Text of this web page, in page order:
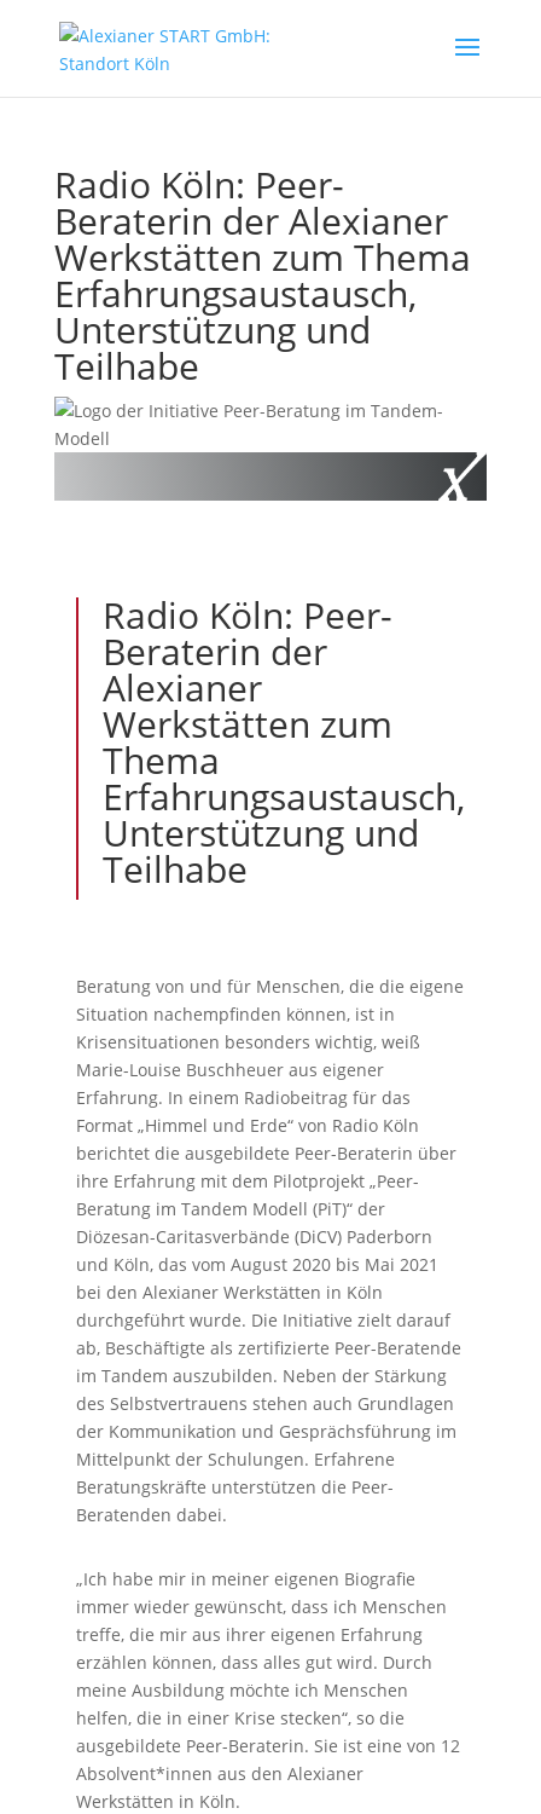
Radio Köln: Peer-
Beraterin der Alexianer
Werkstätten zum Thema
Erfahrungsaustausch,
Unterstützung und
Teilhabe
Radio Köln: Peer-
Beraterin der
Alexianer
Werkstätten zum
Thema
Erfahrungsaustausch,
Unterstützung und
Teilhabe
Beratung von und für Menschen, die die eigene
Situation nachempfinden können, ist in
Krisensituationen besonders wichtig, weiß
Marie-Louise Buschheuer aus eigener
Erfahrung. In einem Radiobeitrag für das
Format „Himmel und Erde“ von Radio Köln
berichtet die ausgebildete Peer-Beraterin über
ihre Erfahrung mit dem Pilotprojekt „Peer-
Beratung im Tandem Modell (PiT)“ der
Diözesan-Caritasverbände (DiCV) Paderborn
und Köln, das vom August 2020 bis Mai 2021
bei den Alexianer Werkstätten in Köln
durchgeführt wurde. Die Initiative zielt darauf
ab, Beschäftigte als zertifizierte Peer-Beratende
im Tandem auszubilden. Neben der Stärkung
des Selbstvertrauens stehen auch Grundlagen
der Kommunikation und Gesprächsführung im
Mittelpunkt der Schulungen. Erfahrene
Beratungskräfte unterstützen die Peer-
Beratenden dabei.
„Ich habe mir in meiner eigenen Biografie
immer wieder gewünscht, dass ich Menschen
treffe, die mir aus ihrer eigenen Erfahrung
erzählen können, dass alles gut wird. Durch
meine Ausbildung möchte ich Menschen
helfen, die in einer Krise stecken“, so die
ausgebildete Peer-Beraterin. Sie ist eine von 12
Absolvent*innen aus den Alexianer
Werkstätten in Köln.